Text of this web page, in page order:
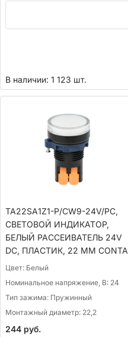
В наличии: 1 123 шт.
TA22SA1Z1-P/CW9-24V/PC,
СВЕТОВОЙ ИНДИКАТОР,
БЕЛЫЙ РАССЕИВАТЕЛЬ 24V
DC, ПЛАСТИК, 22 ММ CONTA
Цвет: Белый
Номинальное напряжение, В: 24
Тип зажима: Пружинный
Монтажный диаметр: 22,2
244 руб.